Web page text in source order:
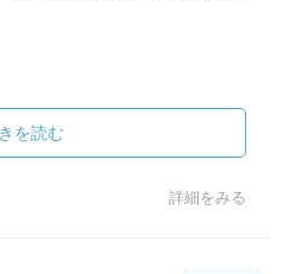
を読む
詳細をみる